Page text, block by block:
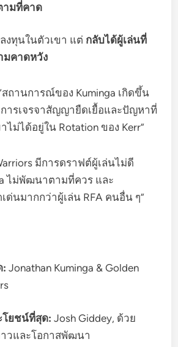
มที่คาด
งทุนในตัวเขา แต่ กลับได้ผู้เล่นที่
มคาดหวัง
สถานการณ์ของ Kuminga เกิดขึ้น
ารเจรจาสัญญายืดเยื้อและปัญหาที่
ไม่ได้อยู่ใน Rotation ของ Kerr”
มีการดราฟต์ผู้เล่นไม่ดี
ไม่พัฒนาตามที่ควร และ
นมากกว่าผู้เล่น RFA คนอื่น ๆ”
: Jonathan Kuminga & Golden
โยชน์ที่สุด: Josh Giddey, ด้วย
วและโอกาสพัฒนา